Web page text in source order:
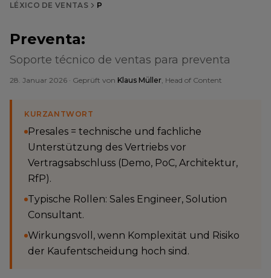
LÉXICO DE VENTAS P
Preventa:
Soporte técnico de ventas para preventa
28. Januar 2026 · Geprüft von Klaus Müller, Head of Content
KURZANTWORT
Presales = technische und fachliche
Unterstützung des Vertriebs vor
Vertragsabschluss (Demo, PoC, Architektur,
RfP).
Typische Rollen: Sales Engineer, Solution
Consultant.
Wirkungsvoll, wenn Komplexität und Risiko
der Kaufentscheidung hoch sind.